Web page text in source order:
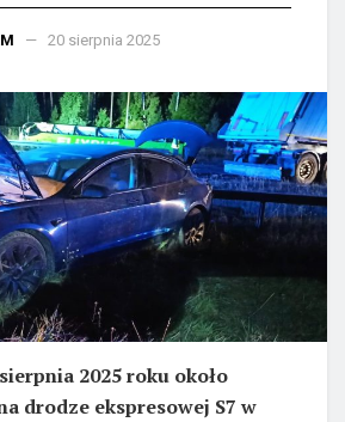
20 sierpnia 2025
2025 roku około
drodze ekspresowej S7 w